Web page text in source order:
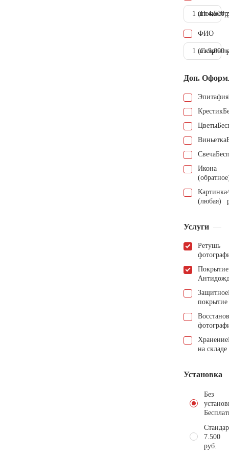
1 шт.4.500
ФИО
1 шт.9.000
Доп.
Эпитафия
Крестик
Цветы
Виньетка
Свеча
Икона
Картинка
(любая)
Услуги
Ретушь
Покрытие
Защитное
покрытие
Хранение
на складе
Установка
Без
7.500
руб.